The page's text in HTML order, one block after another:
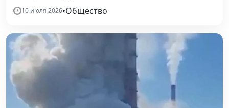
10 июля 2026•Общество